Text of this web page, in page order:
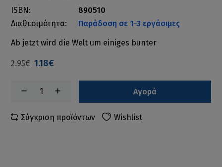
ISBN:
890510
Διαθεσιμότητα:
Παράδοση σε 1-3 εργάσιμες
Ab jetzt wird die Welt um einiges bunter
2.95€ 1.18€
Αγορά
Σύγκριση προϊόντων Wishlist